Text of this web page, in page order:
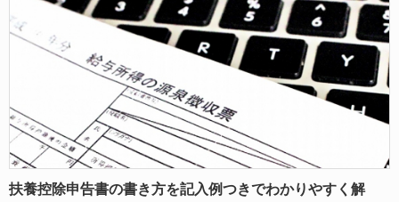
扶養控除申告書の書き方を記入例つきでわかりやすく解